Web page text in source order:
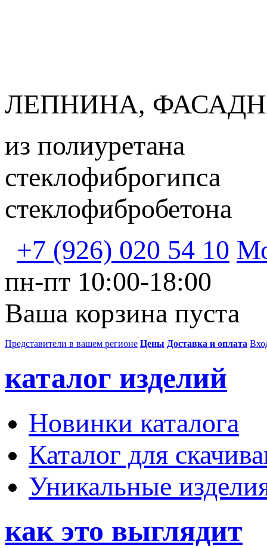
ЛЕПНИНА,
из полиуретана
стеклофиброгипса
стеклофибробетона
+7 (926) 020 54 10
пн-пт 10:00-18:00
Ваша корзина пуста
Представители в вашем регионе Цены Доставка и оплата
каталог изделий
Новинки каталога
Каталог для
Уникальные
как это выглядит